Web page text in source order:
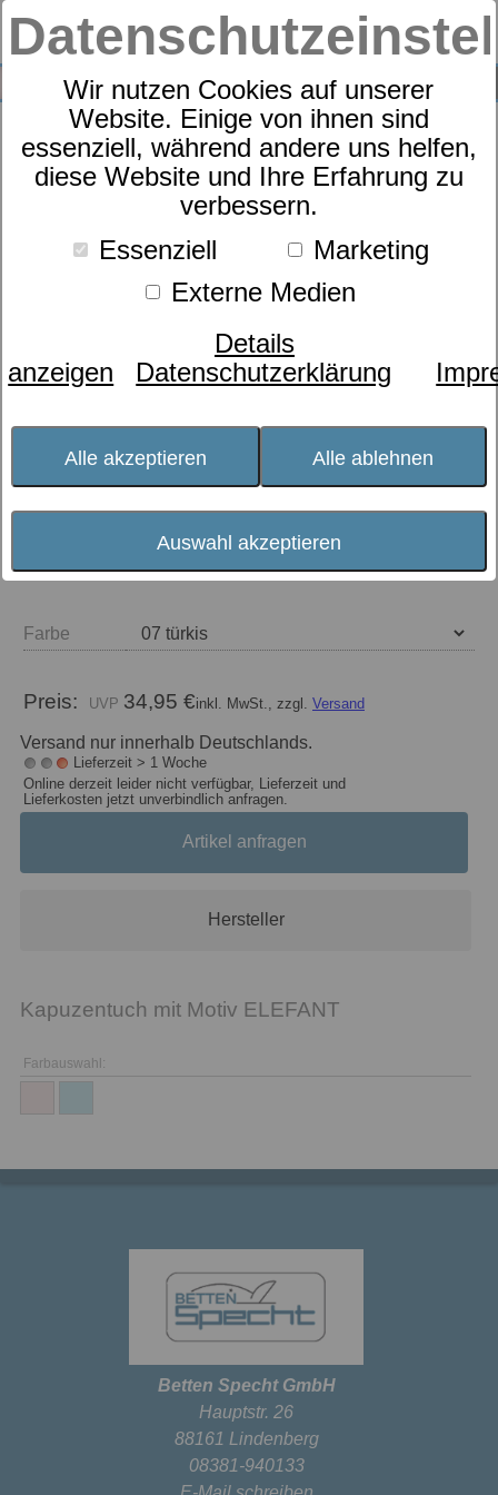
Wir nutzen Cookies auf unserer
Website. Einige von ihnen sind
essenziell, während andere uns helfen,
diese Website und Ihre Erfahrung zu
verbessern.
Essenziell
Marketing
Externe Medien
Details
anzeigen
Datenschutzerklärung
Alle akzeptieren Alle ablehnen
Auswahl akzeptieren
SUCHE
0
Morgenstern Kapuzentuch
Farbe
Preis: 34,95 €inkl. MwSt., zzgl. Versand
Versand nur innerhalb Deutschlands.
Lieferzeit > 1 Woche
Online derzeit leider nicht verfügbar, Lieferzeit und
Lieferkosten jetzt unverbindlich anfragen.
Artikel anfragen
Hersteller
Kapuzentuch mit Motiv ELEFANT
Farbauswahl:
Betten Specht GmbH
Hauptstr. 26
88161 Lindenberg
08381-940133